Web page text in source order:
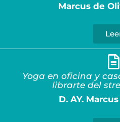
Marcus de
Yoga en oficina y
librarte del
D. AY.